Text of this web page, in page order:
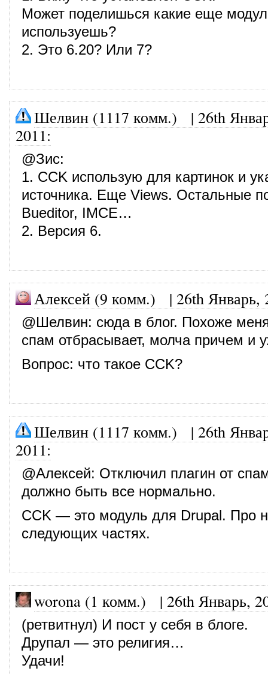
Может поделишься какие еще
используешь?
2. Это 6.20? Или 7?
Шелвин (1117 комм.) | 26th
2011:
@Зис:
1. CCK использую для картинок и
источника. Еще Views. Остальные
Bueditor, IMCE…
2. Версия 6.
Алексей (9 комм.) | 26th Январь,
@Шелвин: сюда в блог. Похоже
спам отбрасывает, молча причем и
Вопрос: что такое CCK?
Шелвин (1117 комм.) | 26th
2011:
@Алексей: Отключил плагин от
должно быть все нормально.
CCK — это модуль для Drupal. Про
следующих частях.
worona (1 комм.) | 26th Январь,
(ретвитнул) И пост у себя в блоге.
Друпал — это религия…
Удачи!